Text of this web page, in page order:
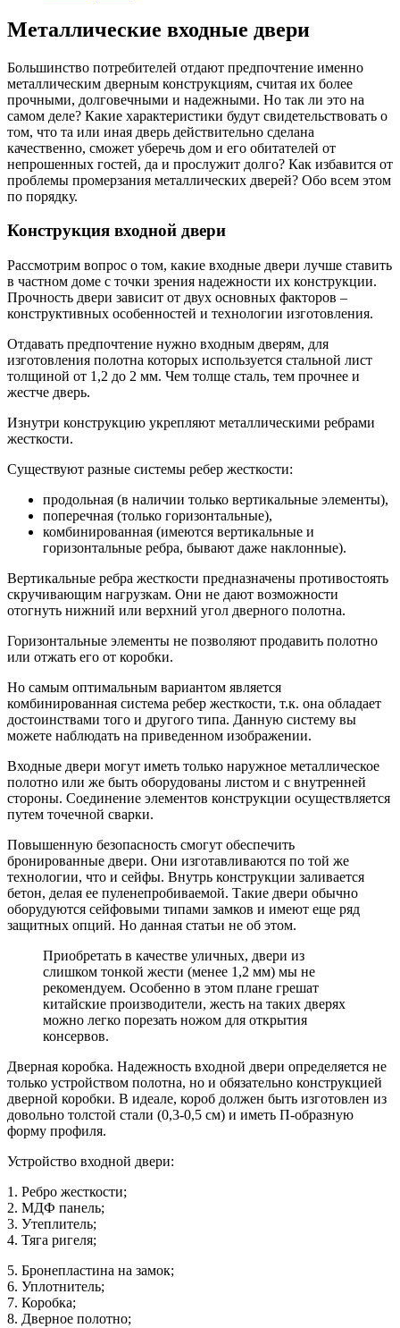
Металлические входные двери
Большинство потребителей отдают предпочтение именно
металлическим дверным конструкциям, считая их более
прочными, долговечными и надежными. Но так ли это на
самом деле? Какие характеристики будут свидетельствовать о
том, что та или иная дверь действительно сделана
качественно, сможет уберечь дом и его обитателей от
непрошенных гостей, да и прослужит долго? Как избавится от
проблемы промерзания металлических дверей? Обо всем этом
по порядку.
Конструкция входной двери
Рассмотрим вопрос о том, какие входные двери лучше ставить
в частном доме с точки зрения надежности их конструкции.
Прочность двери зависит от двух основных факторов –
конструктивных особенностей и технологии изготовления.
Отдавать предпочтение нужно входным дверям, для
изготовления полотна которых используется стальной лист
толщиной от 1,2 до 2 мм. Чем толще сталь, тем прочнее и
жестче дверь.
Изнутри конструкцию укрепляют металлическими ребрами
жесткости.
Существуют разные системы ребер жесткости:
продольная (в наличии только вертикальные элементы),
поперечная (только горизонтальные),
комбинированная (имеются вертикальные и
горизонтальные ребра, бывают даже наклонные).
Вертикальные ребра жесткости предназначены противостоять
скручивающим нагрузкам. Они не дают возможности
отогнуть нижний или верхний угол дверного полотна.
Горизонтальные элементы не позволяют продавить полотно
или отжать его от коробки.
Но самым оптимальным вариантом является
комбинированная система ребер жесткости, т.к. она обладает
достоинствами того и другого типа. Данную систему вы
можете наблюдать на приведенном изображении.
Входные двери могут иметь только наружное металлическое
полотно или же быть оборудованы листом и с внутренней
стороны. Соединение элементов конструкции осуществляется
путем точечной сварки.
Повышенную безопасность смогут обеспечить
бронированные двери. Они изготавливаются по той же
технологии, что и сейфы. Внутрь конструкции заливается
бетон, делая ее пуленепробиваемой. Такие двери обычно
оборудуются сейфовыми типами замков и имеют еще ряд
защитных опций. Но данная статьи не об этом.
Приобретать в качестве уличных, двери из
слишком тонкой жести (менее 1,2 мм) мы не
рекомендуем. Особенно в этом плане грешат
китайские производители, жесть на таких дверях
можно легко порезать ножом для открытия
консервов.
Дверная коробка. Надежность входной двери определяется не
только устройством полотна, но и обязательно конструкцией
дверной коробки. В идеале, короб должен быть изготовлен из
довольно толстой стали (0,3-0,5 см) и иметь П-образную
форму профиля.
Устройство входной двери:
1. Ребро жесткости;
2. МДФ панель;
3. Утеплитель;
4. Тяга ригеля;
5. Бронепластина на замок;
6. Уплотнитель;
7. Коробка;
8. Дверное полотно;